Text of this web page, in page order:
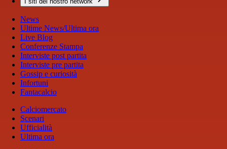
News
Ultime News/Ultima ora
Live Blog
Conferenze Stampa
Interviste post partita
Interviste pre partita
Gossip e curiosità
Infortuni
Fantacalcio
Calciomercato
Scenari
Ufficialità
Ultima ora